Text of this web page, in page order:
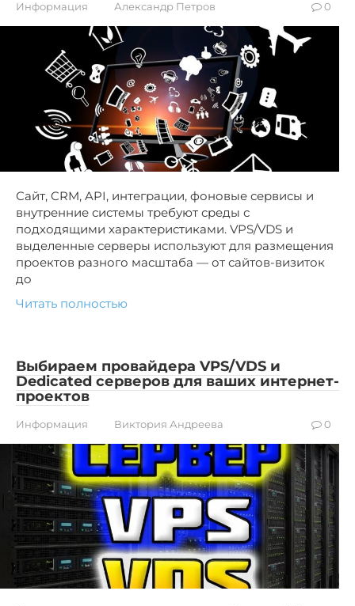
Информация Александр Петров 0
Сайт, CRM, API, интеграции, фоновые сервисы и
внутренние системы требуют среды с
подходящими характеристиками. VPS/VDS и
выделенные серверы используют для размещения
проектов разного масштаба — от сайтов-визиток
до
Читать полностью
Выбираем провайдера VPS/VDS и
Dedicated серверов для ваших интернет-
проектов
Информация Виктория Андреева 0